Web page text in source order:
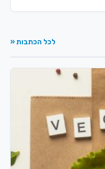
לכל הכתבות «